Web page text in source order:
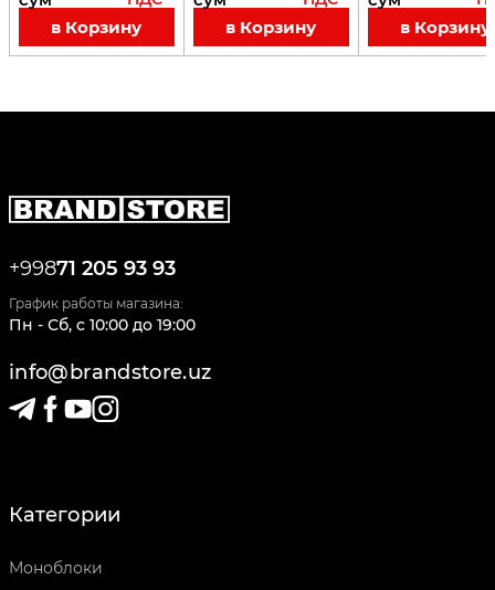
в Корзину в Корзину в Корзину
+99871 205 93 93
График работы магазина:
Пн - Сб, c 10:00 до 19:00
info@brandstore.uz
Категории
Моноблоки